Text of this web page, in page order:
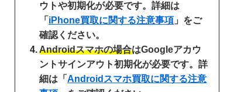
ウトや初期化が必要です。詳細は
「 iPhone買取に関する注意事項 」をご
確認ください。
Androidスマホの場合はGoogleアカウ
ントサインアウト初期化が必要です。詳
細は「 Androidスマホ買取に関する注意